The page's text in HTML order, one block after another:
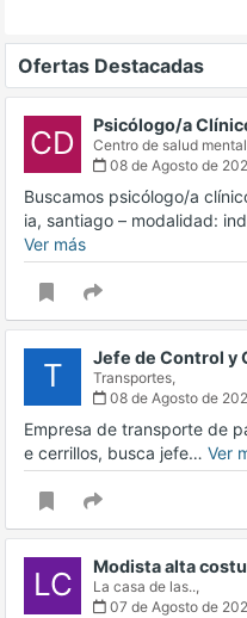
Ofertas Destacadas
CD Psicólogo/a
Centro de salud
08 de Agosto de
Buscamos psicólogo/a
ia, santiago – modalidad:
Ver más
T Jefe de Control y
Transportes,
08 de Agosto de
Empresa de transporte de
e cerrillos, busca jefe… Ver
LC Modista alta
La casa de las..,
07 de Agosto de